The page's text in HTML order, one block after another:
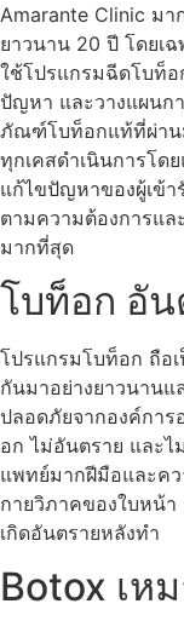
Amarante Clinic ม
ยาวนาน 20 ปี โดยเ
ใช้โปรแกรมฉีดโบท็
ปัญหา และวางแผนก
ภัณฑ์โบท็อกแท้ที่ผ่าน
ทุกเคสดำเนินการโด
แก้ไขปัญหาของผู้เข้า
ตามความต้องการแล
มากที่สุด
โบท็อก อัน
โปรแกรมโบท็อก ถือ
กันมาอย่างยาวนานแ
ปลอดภัยจากองค์การ
อก ไม่อันตราย และไ
แพทย์มากฝีมือและค
กายวิภาคของใบหน้า
เกิดอันตรายหลังทำ
Botox เห